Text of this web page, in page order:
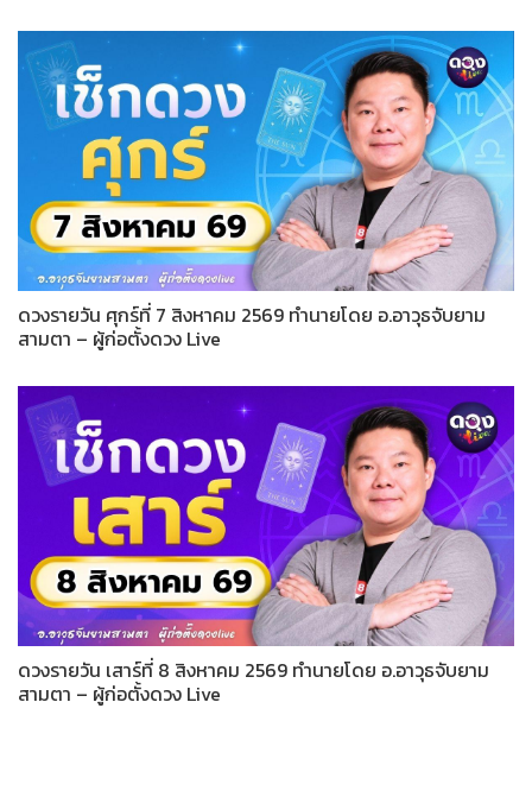
ดวงรายวัน ศุกร์ที่ 7 สิงหาคม 2569 ทำนายโดย อ.อาวุธจับยาม
สามตา – ผู้ก่อตั้งดวง Live
ดวงรายวัน เสาร์ที่ 8 สิงหาคม 2569 ทำนายโดย อ.อาวุธจับยาม
สามตา – ผู้ก่อตั้งดวง Live